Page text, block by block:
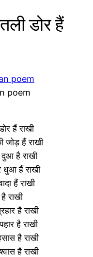
डोर हैं
poem
हैं राखी
जोड़ हैं राखी
दुआ है राखी
धुआ हैं राखी
हैं राखी
राखी
है राखी
है राखी
है राखी
है राखी